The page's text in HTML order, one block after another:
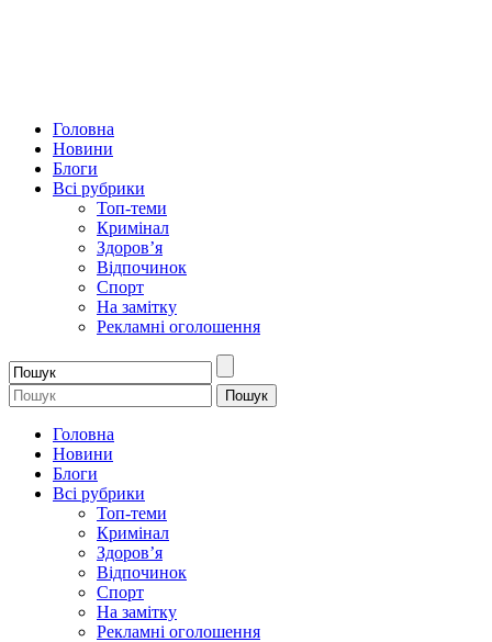
Головна
Новини
Блоги
Всі рубрики
Топ-теми
Кримінал
Здоров’я
Відпочинок
Спорт
На замітку
Рекламні оголошення
Головна
Новини
Блоги
Всі рубрики
Топ-теми
Кримінал
Здоров’я
Відпочинок
Спорт
На замітку
Рекламні оголошення